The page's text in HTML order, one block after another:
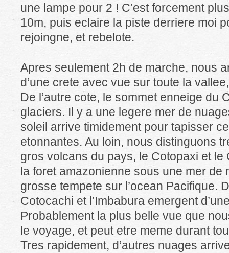
une lampe pour 2 ! C’est forcement
10m, puis eclaire la piste derriere moi
rejoingne, et rebelote.
Apres seulement 2h de marche, nous
d’une crete avec vue sur toute la
De l’autre cote, le sommet enneige du
glaciers. Il y a une legere mer de
soleil arrive timidement pour tapisser
etonnantes. Au loin, nous distinguons
gros volcans du pays, le Cotopaxi et le
la foret amazonienne sous une mer de
grosse tempete sur l’ocean Pacifique.
Cotocachi et l’Imbabura emergent
Probablement la plus belle vue que
le voyage, et peut etre meme durant
Tres rapidement, d’autres nuages